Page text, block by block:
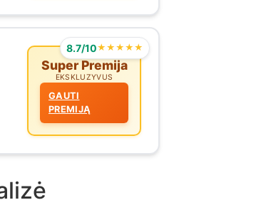
8.7/10★★★★★
Super Premija
EKSKLUZYVUS
GAUTI
PREMIJĄ